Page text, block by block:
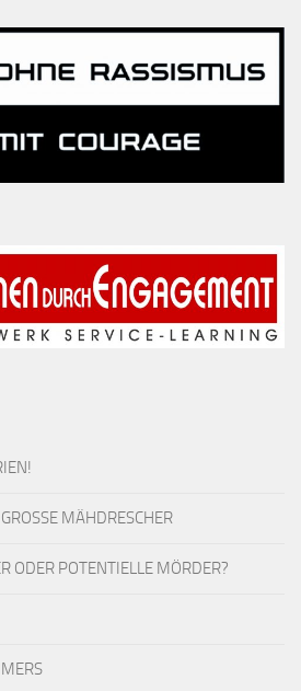
MÄHDRESCHER
ODER POTENTIELLE MÖRDER?